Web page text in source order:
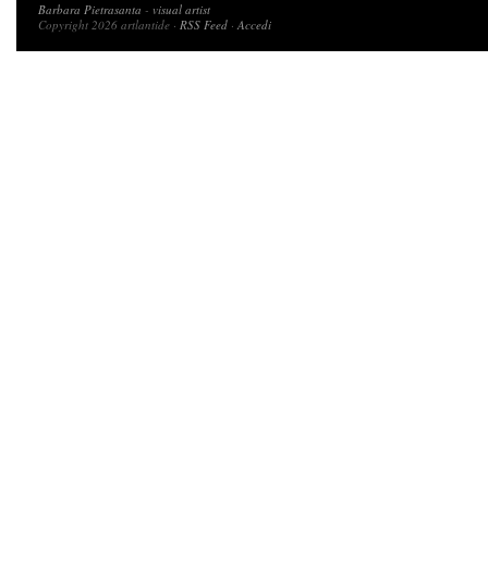
Barbara Pietrasanta - visual artist
Copyright 2026 artlantide · RSS Feed ·Accedi